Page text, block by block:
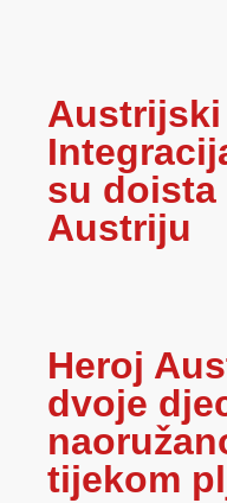
su doista
Austriju
Heroj
dvoje
tijekom